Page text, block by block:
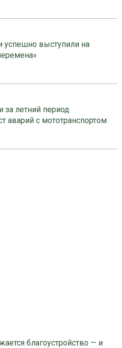
выступили на
за летний период
аварий с мототранспортом
благоустройство — и